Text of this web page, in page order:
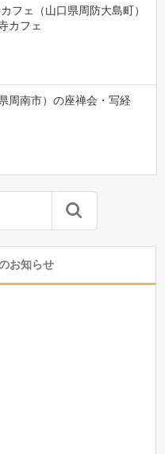
フェ（山口県周防大島町）
カフェ
周南市）の座禅会・写経
お知らせ